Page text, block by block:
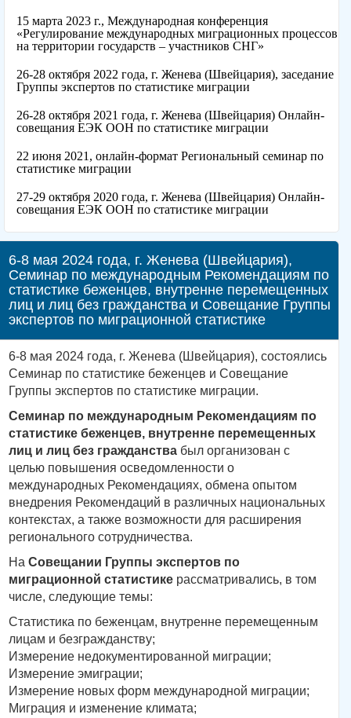
15 марта 2023 г., Международная конференция
«Регулирование международных миграционных процессов
на территории государств – участников СНГ»
26-28 октября 2022 года, г. Женева (Швейцария), заседание
Группы экспертов по статистике миграции
26-28 октября 2021 года, г. Женева (Швейцария) Онлайн-
совещания ЕЭК ООН по статистике миграции
22 июня 2021, онлайн-формат Региональный семинар по
статистике миграции
27-29 октября 2020 года, г. Женева (Швейцария) Онлайн-
совещания ЕЭК ООН по статистике миграции
6-8 мая 2024 года, г. Женева (Швейцария),
Семинар по международным Рекомендациям по
статистике беженцев, внутренне перемещенных
лиц и лиц без гражданства и Совещание Группы
экспертов по миграционной статистике
6-8 мая 2024 года, г. Женева (Швейцария), состоялись
Семинар по статистике беженцев и Совещание
Группы экспертов по статистике миграции.
Семинар по международным Рекомендациям по
статистике беженцев, внутренне перемещенных
лиц и лиц без гражданства был организован с
целью повышения осведомленности о
международных Рекомендациях, обмена опытом
внедрения Рекомендаций в различных национальных
контекстах, а также возможности для расширения
регионального сотрудничества.
На Совещании Группы экспертов по
миграционной статистике рассматривались, в том
числе, следующие темы:
Статистика по беженцам, внутренне перемещенным
лицам и безгражданству;
Измерение недокументированной миграции;
Измерение эмиграции;
Измерение новых форм международной миграции;
Миграция и изменение климата;